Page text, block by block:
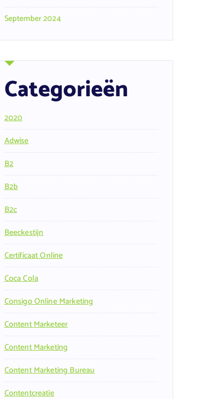
September 2024
Categorieën
2020
Adwise
B2
B2b
B2c
Beeckestijn
Certificaat Online
Coca Cola
Consigo Online Marketing
Content Marketeer
Content Marketing
Content Marketing Bureau
Contentcreatie